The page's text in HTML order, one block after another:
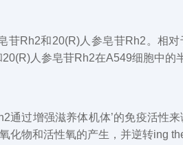
苷Rh2和20(R)人参皂苷Rh2。相
人参皂苷Rh2在A549细胞中的
通过增强滋养体机体’的免疫活性
化物和活性氧的产生，并逆转ing